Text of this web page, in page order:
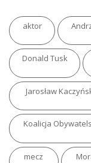
aktor
Donald Tusk
Jarosław
Koalicja
mecz